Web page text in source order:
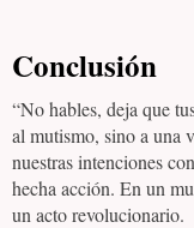
Conclusión
“No hables, deja que
al mutismo, sino a una
nuestras intenciones
hecha acción. En un
un acto revolucionario.